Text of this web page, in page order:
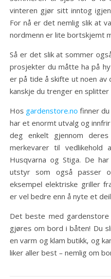
vinteren gjør sitt inntog
For nå er det nemlig slik at
nordmenn er lite bortskjemt
Så er det slik at sommer
prosjekter du måtte ha på
er på tide å skifte ut noen av
kanskje du trenger en
Hos gardenstore.no finner
har et enormt utvalg og
deg enkelt gjennom
merkevarer til vedlikehold
Husqvarna og Stiga. De
utstyr som også passer
eksempel elektriske griller
er vel bedre enn å nyte et
Det beste med
gjøres om bord i båten! Du
en varm og klam butikk, og
liker aller best – nemlig om